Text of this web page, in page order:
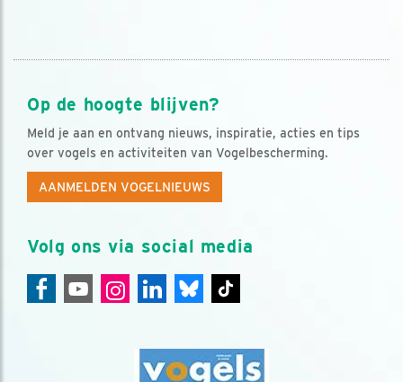
Op de hoogte blijven?
Meld je aan en ontvang nieuws, inspiratie, acties en tips
over vogels en activiteiten van Vogelbescherming.
AANMELDEN VOGELNIEUWS
Volg ons via social media